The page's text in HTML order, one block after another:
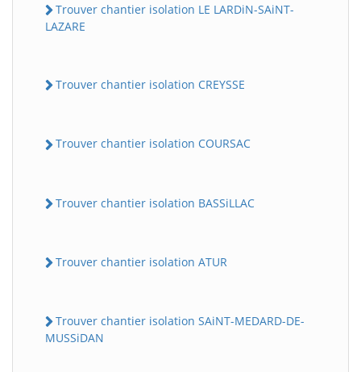
Trouver chantier isolation LE LARDiN-SAiNT-
LAZARE
Trouver chantier isolation CREYSSE
Trouver chantier isolation COURSAC
Trouver chantier isolation BASSiLLAC
Trouver chantier isolation ATUR
Trouver chantier isolation SAiNT-MEDARD-DE-
MUSSiDAN